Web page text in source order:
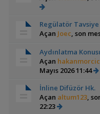
Regülatör Tavsiye
Açan Joec, son
Aydınlatma
Açan
Mayıs 2026 11:44
İnline Difüzör Hk.
Açan altum123,
22:23